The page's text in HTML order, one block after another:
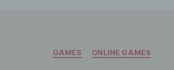
Kategorien
GAMES ONLINE GAMES